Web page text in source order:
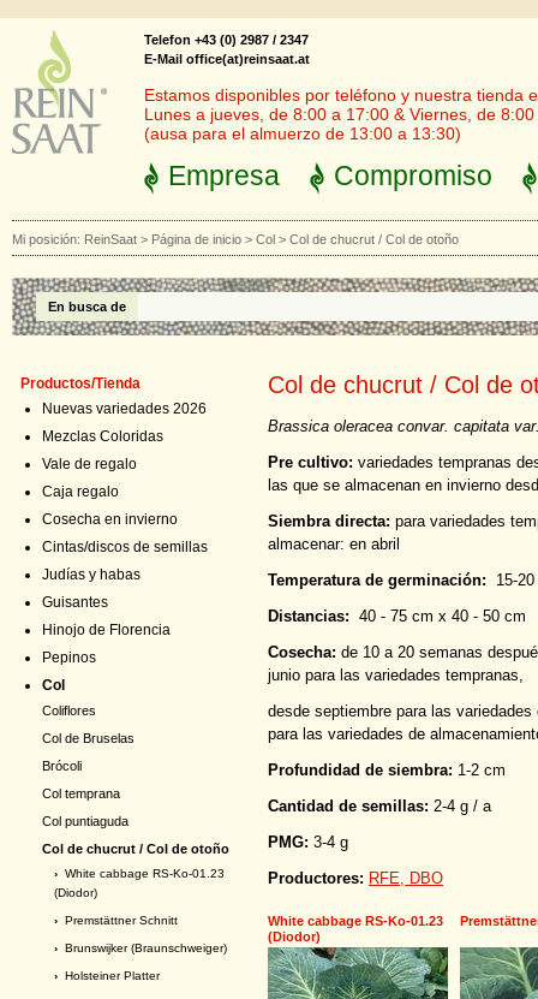
Telefon +43 (0) 2987 / 2347
E-Mail office(at)reinsaat.at
Estamos disponibles por teléfono y nuestra tienda
Lunes a jueves, de 8:00 a 17:00 & Viernes, de
(ausa para el almuerzo de 13:00 a 13:30)
Empresa Compromiso
Mi posición: ReinSaat > Página de inicio > Col > Col de chucrut / Col de otoño
En busca de
Productos/Tienda
Nuevas variedades 2026
Mezclas Coloridas
Vale de regalo
Caja regalo
Cosecha en invierno
Cintas/discos de semillas
Judías y habas
Guisantes
Hinojo de Florencia
Pepinos
Col
Coliflores
Col de Bruselas
Brócoli
Col temprana
Col puntiaguda
Col de chucrut / Col de otoño
› White cabbage RS-Ko-01.23
(Diodor)
› Premstättner Schnitt
› Brunswijker (Braunschweiger)
› Holsteiner Platter
Col de chucrut / Col de
Brassica oleracea convar. capitata
Pre cultivo: variedades tempranas
las que se almacenan en invierno
Siembra directa: para variedades
almacenar: en abril
Temperatura de germinación: 15-20
Distancias: 40 - 75 cm x 40 - 50 cm
Cosecha: de 10 a 20 semanas
junio para las variedades tempranas,
desde septiembre para las
para las variedades de
Profundidad de siembra: 1-2 cm
Cantidad de semillas: 2-4 g / a
PMG: 3-4 g
Productores: RFE, DBO
White cabbage RS-Ko-01.23
(Diodor)